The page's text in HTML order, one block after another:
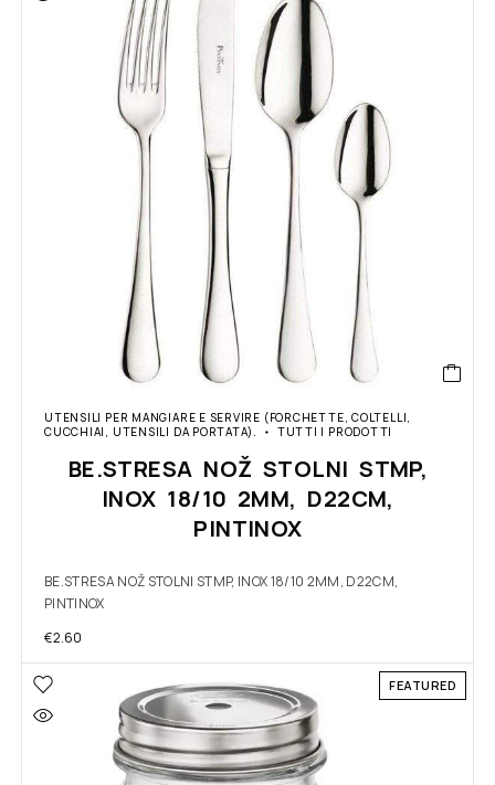
UTENSILI PER MANGIARE E SERVIRE (FORCHETTE, COLTELLI,
CUCCHIAI, UTENSILI DA PORTATA).
TUTTI I PRODOTTI
BE.STRESA NOŽ STOLNI STMP,
INOX 18/10 2MM, D22CM,
PINTINOX
BE.STRESA NOŽ STOLNI STMP, INOX 18/10 2MM, D22CM,
PINTINOX
€2.60
FEATURED